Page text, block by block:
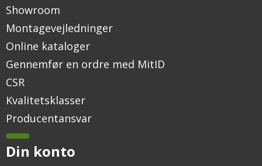
Showroom
Montagevejledninger
Online kataloger
Gennemfør en ordre med MitID
CSR
Kvalitetsklasser
Producentansvar
Din konto